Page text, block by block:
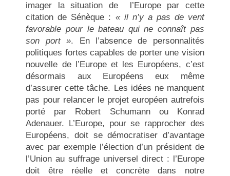
imager la situation de l’Europe par cette
citation de Sénèque : « il n’y a pas de vent
favorable pour le bateau qui ne connaît pas
son port ». En l’absence de personnalités
politiques fortes capables de porter une vision
nouvelle de l’Europe et les Européens, c’est
désormais aux Européens eux même
d’assurer cette tâche. Les idées ne manquent
pas pour relancer le projet européen autrefois
porté par Robert Schumann ou Konrad
Adenauer. L’Europe, pour se rapprocher des
Européens, doit se démocratiser d’avantage
avec par exemple l’élection d’un président de
l’Union au suffrage universel direct : l’Europe
doit être réelle et concrète dans notre